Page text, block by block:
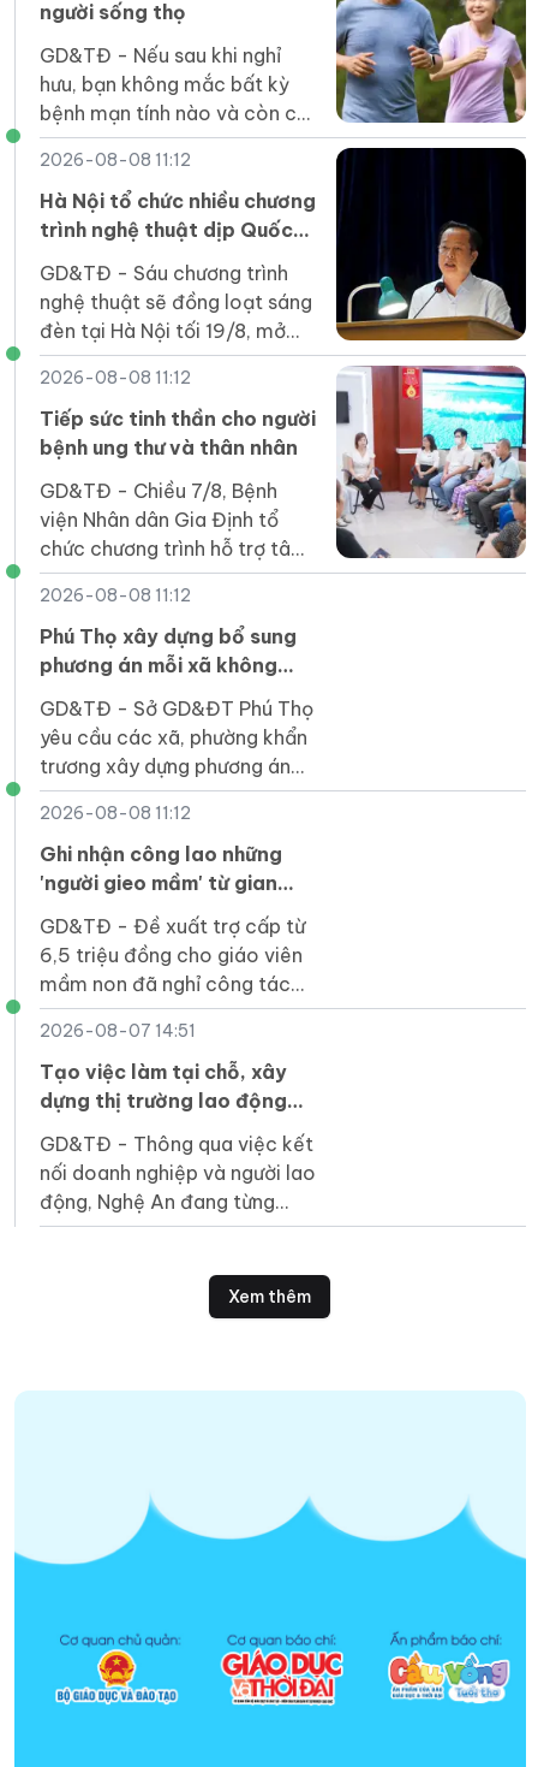
người sống thọ
GD&TĐ - Nếu sau khi nghỉ
hưu, bạn không mắc bất kỳ
bệnh mạn tính nào và còn có
10 đặc điểm dưới đây, thì
điều đó cho thấy bạn thuộc
nhóm người sống lâu.
2026-08-08 11:12
Hà Nội tổ chức nhiều chương
trình nghệ thuật dịp Quốc
GD&TĐ - Sáu chương trình
nghệ thuật sẽ đồng loạt sáng
đèn tại Hà Nội tối 19/8, mở
đầu chuỗi hoạt động chào
mừng Cách mạng tháng Tám
và Quốc khánh 2/9.
2026-08-08 11:12
Tiếp sức tinh thần cho người
bệnh ung thư và thân nhân
GD&TĐ - Chiều 7/8, Bệnh
viện Nhân dân Gia Định tổ
chức chương trình hỗ trợ tâm
lý cho 40 bệnh nhân ung thư
cùng với người chăm sóc.
2026-08-08 11:12
Phú Thọ xây dựng bổ sung
phương án mỗi xã không
quá 3 đầu mối trường công
lập
GD&TĐ - Sở GD&ĐT Phú Thọ
yêu cầu các xã, phường khẩn
trương xây dựng phương án
dự phòng sắp xếp mạng lưới
trường học.
2026-08-08 11:12
Ghi nhận công lao những
'người gieo mầm' từ gian
GD&TĐ - Đề xuất trợ cấp từ
6,5 triệu đồng cho giáo viên
mầm non đã nghỉ công tác
nhưng chưa được hưởng chế
độ là bước đi cần thiết và
mang tính nhân văn.
2026-08-07 14:51
Tạo việc làm tại chỗ, xây
dựng thị trường lao động
GD&TĐ - Thông qua việc kết
nối doanh nghiệp và người lao
động, Nghệ An đang từng
bước hiện thực hóa mục tiêu
Xem thêm